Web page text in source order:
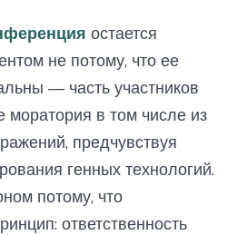
остается
не потому, что ее
— часть участников
моратория в том числе из
предчувствуя
генных технологий.
потому, что
ответственность